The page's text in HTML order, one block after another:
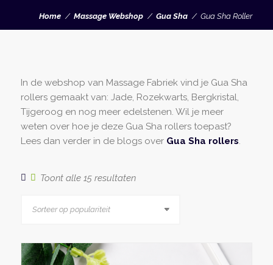
Home Massage Webshop Gua Sha Gua Sha Roller
In de webshop van Massage Fabriek vind je Gua Sha
rollers gemaakt van: Jade, Rozekwarts, Bergkristal,
Tijgeroog en nog meer edelstenen. Wil je meer
weten over hoe je deze Gua Sha rollers toepast?
Lees dan verder in de blogs over Gua Sha rollers.
Toont alle 15 resultatenGesorteerd
populariteit